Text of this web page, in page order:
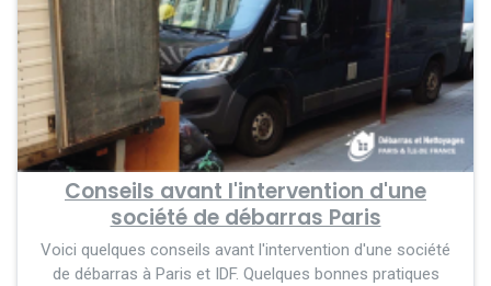
Conseils avant l'intervention d'une
société de débarras Paris
Voici quelques conseils avant l'intervention d'une société
de débarras à Paris et IDF. Quelques bonnes pratiques